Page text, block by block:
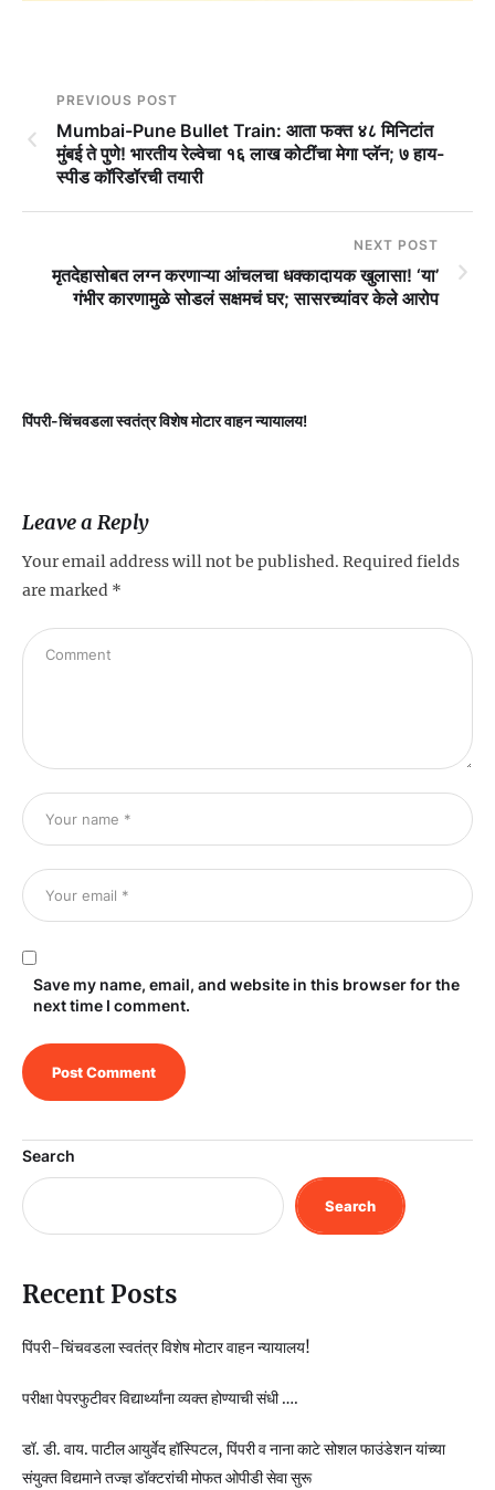
PREVIOUS POST
Mumbai-Pune Bullet Train: आता फक्त ४८ मिनिटांत
मुंबई ते पुणे! भारतीय रेल्वेचा १६ लाख कोटींचा मेगा प्लॅन; ७ हाय-
स्पीड कॉरिडॉरची तयारी
NEXT POST
मृतदेहासोबत लग्न करणाऱ्या आंचलचा धक्कादायक खुलासा! ‘या’
गंभीर कारणामुळे सोडलं सक्षमचं घर; सासरच्यांवर केले आरोप
पिंपरी-चिंचवडला स्वतंत्र विशेष मोटार वाहन न्यायालय!
Leave a Reply
Your email address will not be published. Required fields
are marked *
Save my name, email, and website in this browser for the
next time I comment.
Search
Search
Recent Posts
पिंपरी-चिंचवडला स्वतंत्र विशेष मोटार वाहन न्यायालय!
परीक्षा पेपरफुटीवर विद्यार्थ्यांना व्यक्त होण्याची संधी ….
डॉ. डी. वाय. पाटील आयुर्वेद हॉस्पिटल, पिंपरी व नाना काटे सोशल फाउंडेशन यांच्या
संयुक्त विद्यमाने तज्ज्ञ डॉक्टरांची मोफत ओपीडी सेवा सुरू